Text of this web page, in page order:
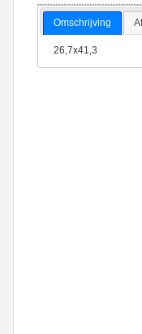
Omschrijving
26,7x41,3